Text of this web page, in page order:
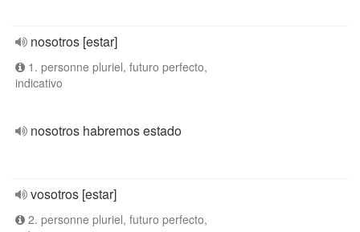
nosotros [estar]
1. personne pluriel, futuro perfecto,
indicativo
nosotros habremos estado
vosotros [estar]
2. personne pluriel, futuro perfecto,